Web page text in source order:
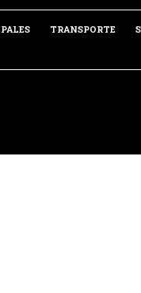
TRANSPORTE